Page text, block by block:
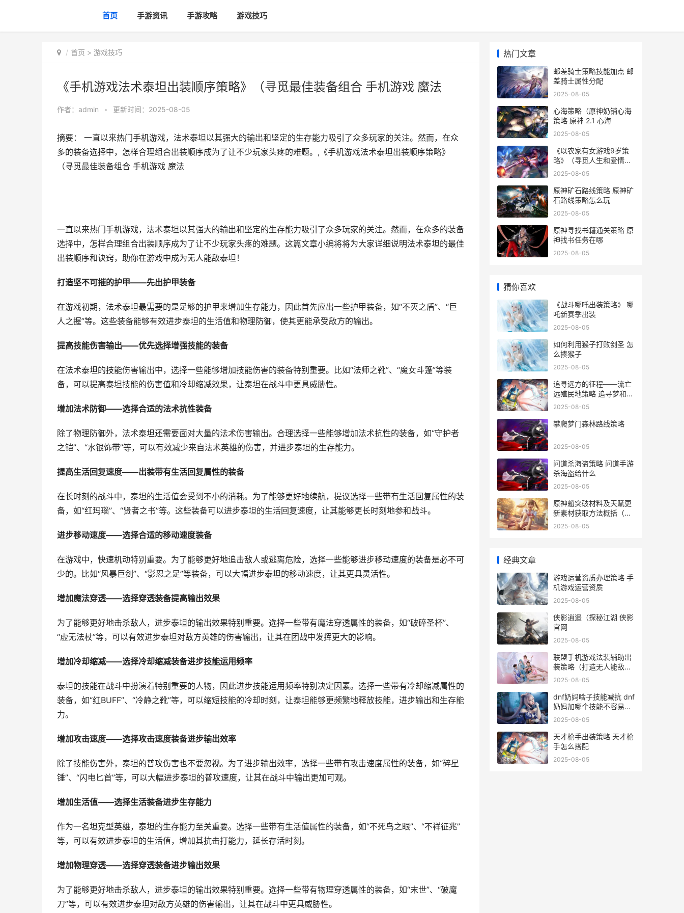
首页 手游资讯 手游攻略 游戏技巧
首页 > 游戏技巧
《手机游戏法术泰坦出装顺序策略》（寻觅最佳装备组合 手机游戏 魔法
作者： admin • 更新时间：2025-08-05
摘要： 一直以来热门手机游戏，法术泰坦以其强大的输出和坚定的生存能力吸引了众多玩家的关注。然而，在众
多的装备选择中，怎样合理组合出装顺序成为了让不少玩家头疼的难题。,《手机游戏法术泰坦出装顺序策略》
（寻觅最佳装备组合 手机游戏 魔法
一直以来热门手机游戏，法术泰坦以其强大的输出和坚定的生存能力吸引了众多玩家的关注。然而，在众多的装备
选择中，怎样合理组合出装顺序成为了让不少玩家头疼的难题。这篇文章小编将将为大家详细说明法术泰坦的最佳
出装顺序和诀窍，助你在游戏中成为无人能敌泰坦！
打造坚不可摧的护甲——先出护甲装备
在游戏初期，法术泰坦最需要的是足够的护甲来增加生存能力，因此首先应出一些护甲装备，如“不灭之盾”、“巨
人之握”等。这些装备能够有效进步泰坦的生活值和物理防御，使其更能承受敌方的输出。
提高技能伤害输出——优先选择增强技能的装备
在法术泰坦的技能伤害输出中，选择一些能够增加技能伤害的装备特别重要。比如“法师之靴”、“魔女斗篷”等装
备，可以提高泰坦技能的伤害值和冷却缩减效果，让泰坦在战斗中更具威胁性。
增加法术防御——选择合适的法术抗性装备
除了物理防御外，法术泰坦还需要面对大量的法术伤害输出。合理选择一些能够增加法术抗性的装备，如“守护者
之铠”、“水银饰带”等，可以有效减少来自法术英雄的伤害，并进步泰坦的生存能力。
提高生活回复速度——出装带有生活回复属性的装备
在长时刻的战斗中，泰坦的生活值会受到不小的消耗。为了能够更好地续航，提议选择一些带有生活回复属性的装
备，如“红玛瑙”、“贤者之书”等。这些装备可以进步泰坦的生活回复速度，让其能够更长时刻地参和战斗。
进步移动速度——选择合适的移动速度装备
在游戏中，快速机动特别重要。为了能够更好地追击敌人或逃离危险，选择一些能够进步移动速度的装备是必不可
少的。比如“风暴巨剑”、“影忍之足”等装备，可以大幅进步泰坦的移动速度，让其更具灵活性。
增加魔法穿透——选择穿透装备提高输出效果
为了能够更好地击杀敌人，进步泰坦的输出效果特别重要。选择一些带有魔法穿透属性的装备，如“破碎圣杯”、
“虚无法杖”等，可以有效进步泰坦对敌方英雄的伤害输出，让其在团战中发挥更大的影响。
增加冷却缩减——选择冷却缩减装备进步技能运用频率
泰坦的技能在战斗中扮演着特别重要的人物，因此进步技能运用频率特别决定因素。选择一些带有冷却缩减属性的
装备，如“红BUFF”、“冷静之靴”等，可以缩短技能的冷却时刻，让泰坦能够更频繁地释放技能，进步输出和生存能
力。
增加攻击速度——选择攻击速度装备进步输出效率
除了技能伤害外，泰坦的普攻伤害也不要忽视。为了进步输出效率，选择一些带有攻击速度属性的装备，如“碎星
锤”、“闪电匕首”等，可以大幅进步泰坦的普攻速度，让其在战斗中输出更加可观。
增加生活值——选择生活装备进步生存能力
作为一名坦克型英雄，泰坦的生存能力至关重要。选择一些带有生活值属性的装备，如“不死鸟之眼”、“不祥征兆”
等，可以有效进步泰坦的生活值，增加其抗击打能力，延长存活时刻。
增加物理穿透——选择穿透装备进步输出效果
为了能够更好地击杀敌人，进步泰坦的输出效果特别重要。选择一些带有物理穿透属性的装备，如“末世”、“破魔
刀”等，可以有效进步泰坦对敌方英雄的伤害输出，让其在战斗中更具威胁性。
热门文章
邮差骑士策略技能加点 邮
差骑士属性分配
2025-08-05
心海策略（原神奶铺心海
策略 原神 2.1 心海
2025-08-05
《以农家有女游戏9岁策
略》（寻觅人生和爱情的
奇妙冒险 农家有女来种田
2025-08-05
原神矿石路线策略 原神矿
石路线策略怎么玩
2025-08-05
原神寻找书籍通关策略 原
神找书任务在哪
2025-08-05
猜你喜欢
《战斗哪吒出装策略》 哪
吒新赛季出装
2025-08-05
如何利用猴子打败剑圣 怎
么揍猴子
2025-08-05
追寻远方的征程——流亡
远殖民地策略 追寻梦和远
方
2025-08-05
攀爬梦门森林路线策略
2025-08-05
问道杀海盗策略 问道手游
杀海盗给什么
2025-08-05
原神魈突破材料及天赋更
新素材获取方法概括（从
哪里获取各种突破材料和
2025-08-05
经典文章
游戏运营资质办理策略 手
机游戏运营资质
2025-08-05
侠影逍遥（探秘江湖 侠影
官网
2025-08-05
联盟手机游戏法装辅助出
装策略（打造无人能敌法
师 英雄联盟手游法术
2025-08-05
dnf奶妈啥子技能减抗 dnf
奶妈加哪个技能不容易翻
车
2025-08-05
天才枪手出装策略 天才枪
手怎么搭配
2025-08-05